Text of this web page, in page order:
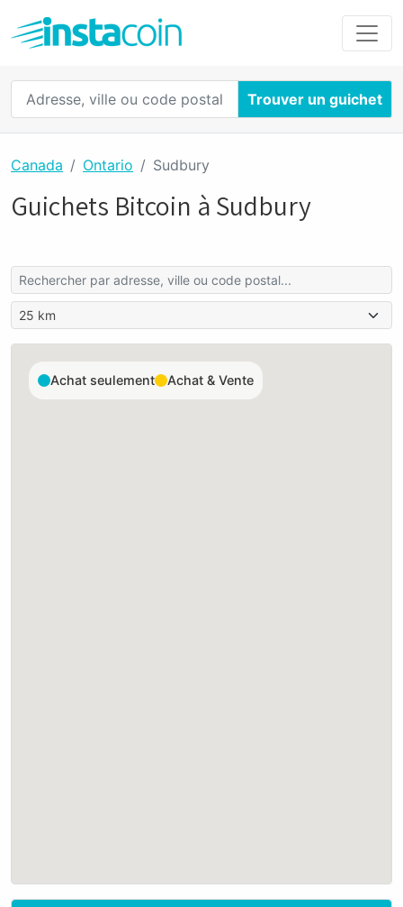
Trouver un guichet
Canada Ontario Sudbury
Guichets Bitcoin à Sudbury
Achat seulement Achat & Vente